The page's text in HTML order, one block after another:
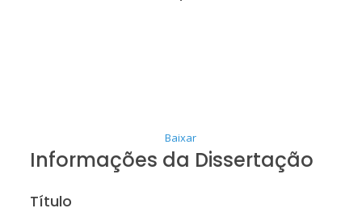
Baixar
Informações da Dissertação
Título